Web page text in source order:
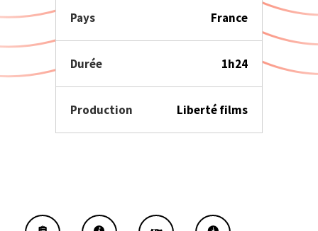
Pays France
Durée 1h24
Production Liberté films